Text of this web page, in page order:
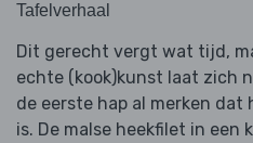
Tafelverhaal
Dit gerecht vergt wat tijd,
echte (kook)kunst laat zich
de eerste hap al merken
is. De malse heekfilet in een